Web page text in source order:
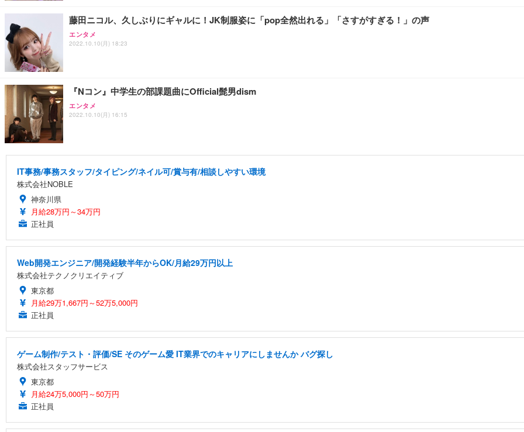
藤田ニコル、久しぶりにギャルに！JK制服姿に「pop全然出れる」「さすがすぎる！」の声
エンタメ
2022.10.10(月) 18:23
『Nコン』中学生の部課題曲にOfficial髭男dism
エンタメ
2022.10.10(月) 16:15
IT事務/事務スタッフ/タイピング/ネイル可/賞与有/相談しやすい環境
株式会社NOBLE
神奈川県
月給28万円～34万円
正社員
Web開発エンジニア/開発経験半年からOK/月給29万円以上
株式会社テクノクリエイティブ
東京都
月給29万1,667円～52万5,000円
正社員
ゲーム制作/テスト・評価/SE そのゲーム愛 IT業界でのキャリアにしませんか バグ探し
株式会社スタッフサービス
東京都
月給24万5,000円～50万円
正社員